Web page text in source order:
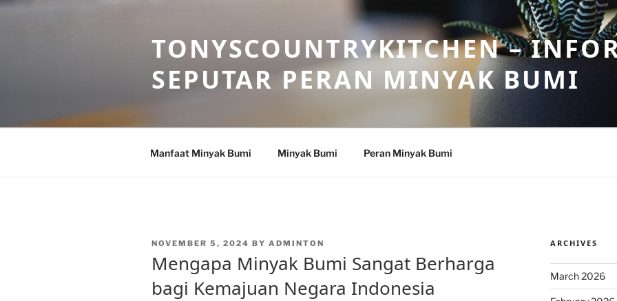
Skip
TONYSCOUNTRYKITCHEN –
SEPUTAR PERAN MINYAK BUMI
Manfaat Minyak Bumi Minyak Bumi Peran Minyak Bumi
POSTED
NOVEMBER 5, 2024 BY ADMINTON
Mengapa Minyak Bumi Sangat Berharga
bagi Kemajuan Negara Indonesia
ARCHIVES
March 2026